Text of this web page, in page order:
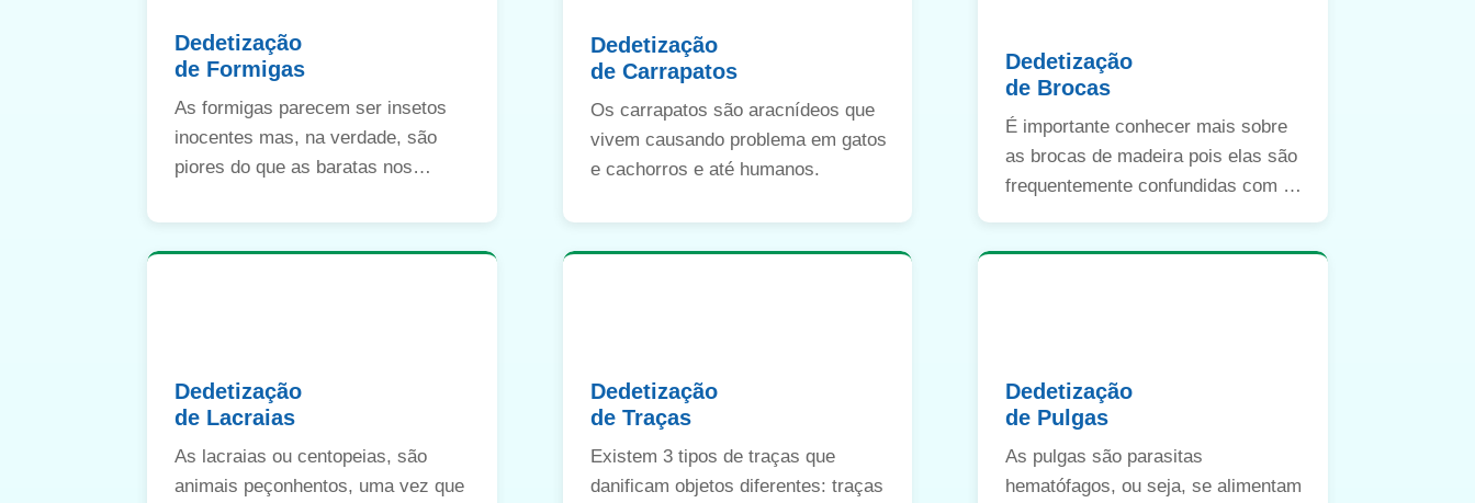
Dedetização
de Formigas
As formigas parecem ser insetos
inocentes mas, na verdade, são
piores do que as baratas nos
transmissão de doenças.
Dedetização
de Carrapatos
Os carrapatos são aracnídeos que
vivem causando problema em gatos
e cachorros e até humanos.
Dedetização
de Brocas
É importante conhecer mais sobre
as brocas de madeira pois elas são
frequentemente confundidas com os
Dedetização
de Lacraias
As lacraias ou centopeias, são
animais peçonhentos, uma vez que
Dedetização
de Traças
Existem 3 tipos de traças que
danificam objetos diferentes: traças
Dedetização
de Pulgas
As pulgas são parasitas
hematófagos, ou seja, se alimentam